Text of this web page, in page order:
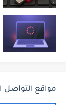
مواقع التواصل